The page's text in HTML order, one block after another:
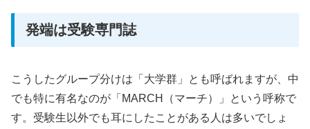
発端は受験専門誌
こうしたグループ分けは「大学群」とも呼ばれますが、中
でも特に有名なのが「MARCH（マーチ）」という呼称で
す。受験生以外でも耳にしたことがある人は多いでしょ